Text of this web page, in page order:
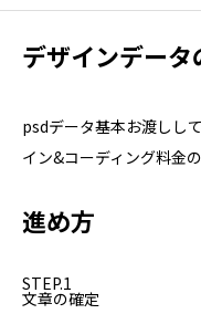
デザインデー
psdデータ基本お渡しし
イン&コーディング料金
進め方
STEP.1
文章の確定